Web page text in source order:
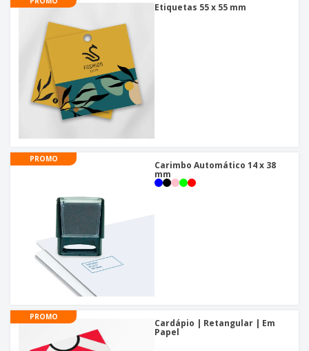
Etiquetas 55 x 55 mm
PROMO
Carimbo Automático 14 x 38
mm
PROMO
Cardápio | Retangular | Em
Papel